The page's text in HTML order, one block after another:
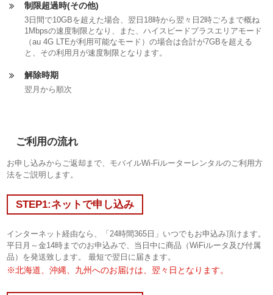
制限超過時(その他)
3日間で10GBを超えた場合、翌日18時から翌々日2時ごろまで概ね
1Mbpsの速度制限となり、また、ハイスピードプラスエリアモード
（au 4G LTEが利用可能なモード）の場合は合計が7GBを超える
と、その利用月が速度制限となります。
解除時期
翌月から順次
ご利用の流れ
お申し込みからご返却まで、モバイルWi-Fiルーターレンタルのご利用方
法をご説明します。
STEP1:ネットで申し込み
インターネット経由なら、「24時間365日」いつでもお申込み頂けます。
平日月～金14時までのお申込みで、当日中に商品（WiFiルータ及び付属
品）を発送致します。 最短で翌日に届きます。
※北海道、沖縄、九州へのお届けは、翌々日となります。